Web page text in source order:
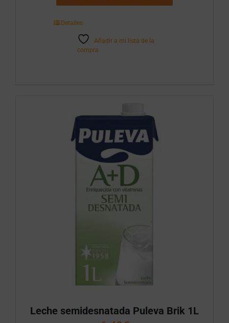
l. Detalles
Añadir a mi lista de la
compra
Leche semidesnatada Puleva Brik 1L